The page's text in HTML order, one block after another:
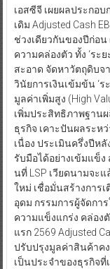
เอสซีจี เผยผลประกอ
เดิม Adjusted Cash
ช่วงเดียวกันของปีก่อน
ความคล่องตัว ทั้ง ‘ระ
สะอาด จัดหาวัตถุดิบ
วินัยการเงินเข้มข้น ‘ร
มูลค่าเพิ่มสูง (High
เพิ่มประสิทธิภาพฐาน
ธุรกิจ เคาะปันผลระห
เนื่อง ประเมินครึ่งปีห
รับมือได้อย่างเข้มแข็
นที่ LSP เวียดนามจะ
ใหม่ เชื่อมั่นสร้างการ
อุดม กรรมการผู้จัดกา
ความแข็งแกร่ง คล่อง
แรก 2569 Adjusted
ปรับปรุงมูลค่าสินค้าค
เป็นประจำของธุรกิจที่